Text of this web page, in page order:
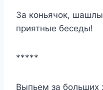
За коньячок,
приятные беседы!
*****
Выпьем за